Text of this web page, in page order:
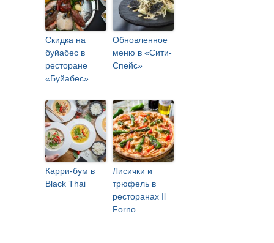
Скидка на
буйабес в
ресторане
«Буйабес»
Обновленное
меню в «Сити-
Спейс»
Карри-бум в
Black Thai
Лисички и
трюфель в
ресторанах Il
Forno